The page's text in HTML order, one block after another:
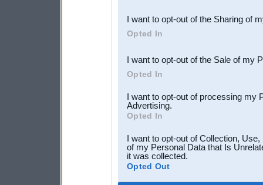
Downstream Participants
third parties.
I want to opt-out of the Sharing of
Opted In
I want to opt-out of the Sale of my
Opted In
I want to opt-out of processing my
Advertising.
Opted In
I want to opt-out of Collection,
of my Personal Data that Is
it was collected.
Opted Out